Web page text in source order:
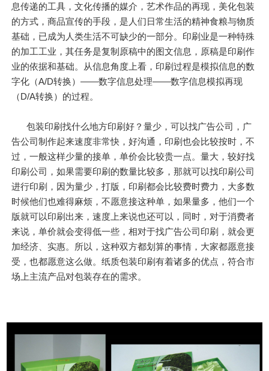
息传递的工具，文化传播的媒介，艺术作品的再现，美化包装
的方式，商品宣传的手段，是人们日常生活的精神食粮与物质
基础，已成为人类生活不可缺少的一部分。印刷业是一种特殊
的加工工业，其任务是复制原稿中的图文信息，原稿是印刷作
业的依据和基础。从信息角度上看，印刷过程是模拟信息的数
字化（A/D转换）——数字信息处理——数字信息模拟再现
（D/A转换）的过程。
包装印刷找什么地方印刷好？量少，可以找广告公司，广
告公司制作起来速度非常快，好沟通，印刷也会比较按时，不
过，一般这样少量的接单，单价会比较贵一点。量大，较好找
印刷公司，如果需要印刷的数量比较多，那就可以找印刷公司
进行印刷，因为量少，打版，印刷都会比较费时费力，大多数
时候他们也难得麻烦，不愿意接这种单，如果量多，他们一个
版就可以印刷出来，速度上来说也还可以，同时，对于消费者
来说，单价就会变得低一些，相对于找广告公司印刷，就会更
加经济、实惠。所以，这种双方都划算的事情，大家都愿意接
受，也都愿意这么做。纸质包装印刷有着诸多的优点，符合市
场上主流产品对包装存在的需求。